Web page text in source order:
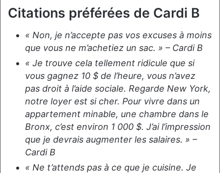
Citations préférées de Cardi B
« Non, je n’accepte pas vos excuses à moins
que vous ne m’achetiez un sac. » – Cardi B
« Je trouve cela tellement ridicule que si
vous gagnez 10 $ de l’heure, vous n’avez
pas droit à l’aide sociale. Regarde New York,
notre loyer est si cher. Pour vivre dans un
appartement minable, une chambre dans le
Bronx, c’est environ 1 000 $. J’ai l’impression
que je devrais augmenter les salaires. » –
Cardi B
« Ne t’attends pas à ce que je cuisine. Je